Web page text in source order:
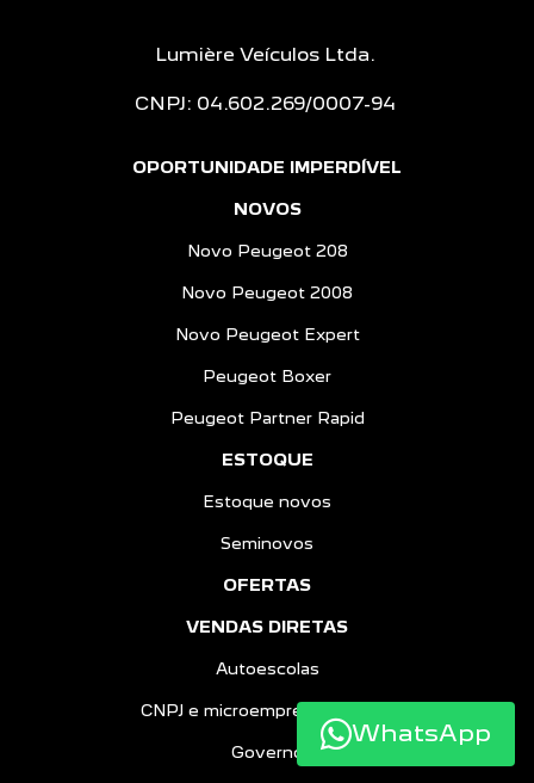
Lumière Veículos Ltda.
CNPJ: 04.602.269/0007-94
OPORTUNIDADE IMPERDÍVEL
NOVOS
Novo Peugeot 208
Novo Peugeot 2008
Novo Peugeot Expert
Peugeot Boxer
Peugeot Partner Rapid
ESTOQUE
Estoque novos
Seminovos
OFERTAS
VENDAS DIRETAS
Autoescolas
CNPJ e microempreendedores
Governo
WhatsApp